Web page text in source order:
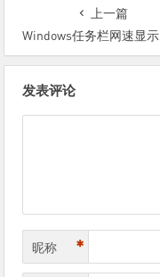
上一篇
Windows任务栏网速显示插件NetSpeedMonitor
发表评论
昵称 *